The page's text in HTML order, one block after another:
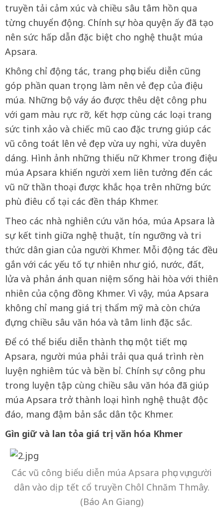
truyền tải cảm xúc và chiều sâu tâm hồn qua
từng chuyển động. Chính sự hòa quyện ấy đã tạo
nên sức hấp dẫn đặc biệt cho nghệ thuật múa
Apsara.
Không chỉ động tác, trang phục biểu diễn cũng
góp phần quan trọng làm nên vẻ đẹp của điệu
múa. Những bộ váy áo được thêu dệt công phu
với gam màu rực rỡ, kết hợp cùng các loại trang
sức tinh xảo và chiếc mũ cao đặc trưng giúp các
vũ công toát lên vẻ đẹp vừa uy nghi, vừa duyên
dáng. Hình ảnh những thiếu nữ Khmer trong điệu
múa Apsara khiến người xem liên tưởng đến các
vũ nữ thần thoại được khắc họa trên những bức
phù điêu cổ tại các đền tháp Khmer.
Theo các nhà nghiên cứu văn hóa, múa Apsara là
sự kết tinh giữa nghệ thuật, tín ngưỡng và tri
thức dân gian của người Khmer. Mỗi động tác đều
gắn với các yếu tố tự nhiên như gió, nước, đất,
lửa và phản ánh quan niệm sống hài hòa với thiên
nhiên của cộng đồng Khmer. Vì vậy, múa Apsara
không chỉ mang giá trị thẩm mỹ mà còn chứa
đựng chiều sâu văn hóa và tâm linh đặc sắc.
Để có thể biểu diễn thành thục một tiết mục
Apsara, người múa phải trải qua quá trình rèn
luyện nghiêm túc và bền bỉ. Chính sự công phu
trong luyện tập cùng chiều sâu văn hóa đã giúp
múa Apsara trở thành loại hình nghệ thuật độc
đáo, mang đậm bản sắc dân tộc Khmer.
Gìn giữ và lan tỏa giá trị văn hóa Khmer
Các vũ công biểu diễn múa Apsara phục vụ người
dân vào dịp tết cổ truyền Chôl Chnăm Thmây.
(Báo An Giang)